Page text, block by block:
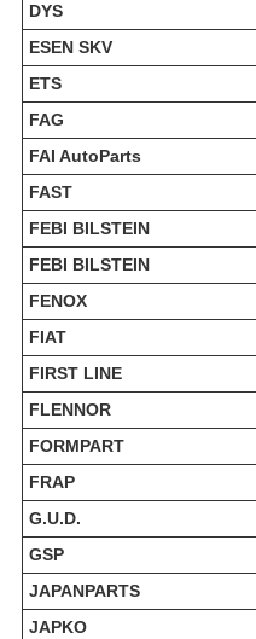
DYS
ESEN SKV
ETS
FAG
FAI AutoParts
FAST
FEBI BILSTEIN
FEBI BILSTEIN
FENOX
FIAT
FIRST LINE
FLENNOR
FORMPART
FRAP
G.U.D.
GSP
JAPANPARTS
JAPKO